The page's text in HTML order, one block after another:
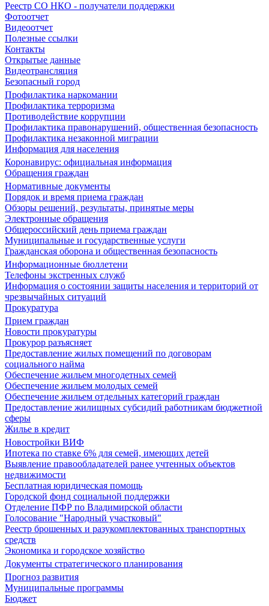
Реестр СО НКО - получатели поддержки
Фотоотчет
Видеоотчет
Полезные ссылки
Контакты
Открытые данные
Видеотрансляция
Безопасный город
Профилактика наркомании
Профилактика терроризма
Противодействие коррупции
Профилактика правонарушений, общественная безопасность
Профилактика незаконной миграции
Информация для населения
Коронавирус: официальная информация
Обращения граждан
Нормативные документы
Порядок и время приема граждан
Обзоры решений, результаты, принятые меры
Электронные обращения
Общероссийский день приема граждан
Муниципальные и государственные услуги
Гражданская оборона и общественная безопасность
Информационные бюллетени
Телефоны экстренных служб
Информация о состоянии защиты населения и территорий от
чрезвычайных ситуаций
Прокуратура
Прием граждан
Новости прокуратуры
Прокурор разъясняет
Предоставление жилых помещений по договорам
социального найма
Обеспечение жильем многодетных семей
Обеспечение жильем молодых семей
Обеспечение жильем отдельных категорий граждан
Предоставление жилищных субсидий работникам бюджетной
сферы
Жилье в кредит
Новостройки ВИФ
Ипотека по ставке 6% для семей, имеющих детей
Выявление правообладателей ранее учтенных объектов
недвижимости
Бесплатная юридическая помощь
Городской фонд социальной поддержки
Отделение ПФР по Владимирской области
Голосование "Народный участковый"
Реестр брошенных и разукомплектованных транспортных
средств
Экономика и городское хозяйство
Документы стратегического планирования
Прогноз развития
Муниципальные программы
Бюджет